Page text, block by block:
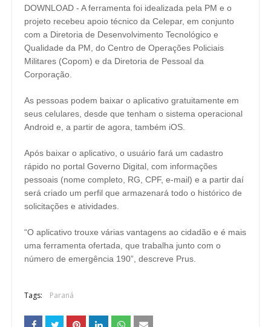
DOWNLOAD - A ferramenta foi idealizada pela PM e o
projeto recebeu apoio técnico da Celepar, em conjunto
com a Diretoria de Desenvolvimento Tecnológico e
Qualidade da PM, do Centro de Operações Policiais
Militares (Copom) e da Diretoria de Pessoal da
Corporação.
As pessoas podem baixar o aplicativo gratuitamente em
seus celulares, desde que tenham o sistema operacional
Android e, a partir de agora, também iOS.
Após baixar o aplicativo, o usuário fará um cadastro
rápido no portal Governo Digital, com informações
pessoais (nome completo, RG, CPF, e-mail) e a partir daí
será criado um perfil que armazenará todo o histórico de
solicitações e atividades.
“O aplicativo trouxe várias vantagens ao cidadão e é mais
uma ferramenta ofertada, que trabalha junto com o
número de emergência 190”, descreve Prus.
Tags: Paraná